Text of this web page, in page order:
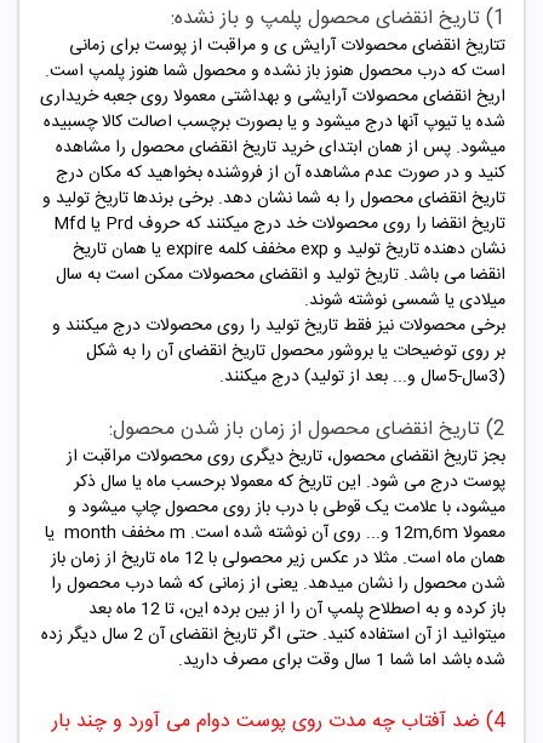
1) تاریخ انقضای محصول پلمپ و باز نشده:
تتاریخ انقضای محصولات آرایش ی و مراقبت از پوست برای زمانی
است که درب محصول هنوز باز نشده و محصول شما هنوز پلمپ است.
اریخ انقضای محصولات آرایشی و بهداشتی معمولا روی جعبه خریداری
شده یا تیوپ آنها درج میشود و یا بصورت برچسب اصالت کالا چسبیده
میشود. پس از همان ابتدای خرید تاریخ انقضای محصول را مشاهده
کنید و در صورت عدم مشاهده آن از فروشنده بخواهید که مکان درج
تاریخ انقضای محصول را به شما نشان دهد. برخی برندها تاریخ تولید و
تاریخ انقضا را روی محصولات خد درج میکنند که حروف Prd یا Mfd
نشان دهنده تاریخ تولید و exp مخفف کلمه expire یا همان تاریخ
انقضا می باشد. تاریخ تولید و انقضای محصولات ممکن است به سال
میلادی یا شمسی نوشته شوند.
برخی محصولات نیز فقط تاریخ تولید را روی محصولات درج میکنند و
بر روی توضیحات یا بروشور محصول تاریخ انقضای آن را به شکل
(3سال-5سال و... بعد از تولید) درج میکنند.
2) تاریخ انقضای محصول از زمان باز شدن محصول:
بجز تاریخ انقضای محصول، تاریخ دیگری روی محصولات مراقبت از
پوست درج می شود. این تاریخ که معمولا برحسب ماه یا سال ذکر
میشود، با علامت یک قوطی با درب باز روی محصول چاپ میشود و
معمولا 12m,6m و... روی آن نوشته شده است. m مخفف month یا
همان ماه است. مثلا در عکس زیر محصولی با 12 ماه تاریخ از زمان باز
شدن محصول را نشان میدهد. یعنی از زمانی که شما درب محصول را
باز کرده و به اصطلاح پلمپ آن را از بین برده این، تا 12 ماه بعد
میتوانید از آن استفاده کنید. حتی اگر تاریخ انقضای آن 2 سال دیگر زده
شده باشد اما شما 1 سال وقت برای مصرف دارید.
4) ضد آفتاب چه مدت روی پوست دوام می آورد و چند بار